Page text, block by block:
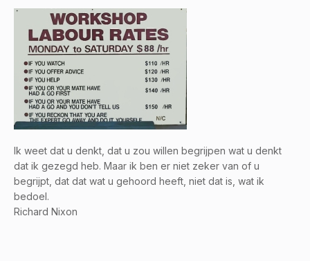
Ik weet dat u denkt, dat u zou willen begrijpen wat u denkt
dat ik gezegd heb. Maar ik ben er niet zeker van of u
begrijpt, dat dat wat u gehoord heeft, niet dat is, wat ik
bedoel.
Richard Nixon